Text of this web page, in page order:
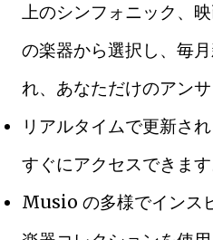
上のシンフォニック、
の楽器から選択し、毎
れ、あなただけのアン
リアルタイムで更新さ
すぐにアクセスできます
Musio の多様でインス